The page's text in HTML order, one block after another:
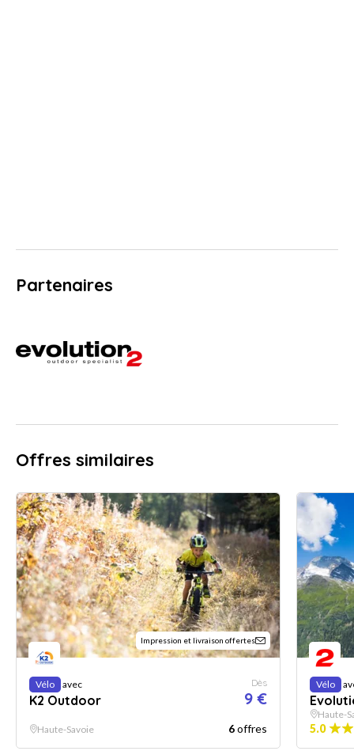
Partenaires
Offres similaires
Impression et livraison offertes
Vélo avec
K2 Outdoor
Dès
9 €
Haute-Savoie 6offres
Vélo
Haute-
5.0